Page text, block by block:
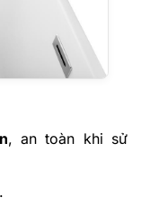
, an toàn khi sử